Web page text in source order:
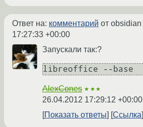
Ответ на: комментарий от obsidian
17:27:33 +00:00
Запускали так:?
AlexCones ★★★
26.04.2012 17:29:12 +00:00
Показать ответы
Ссылка